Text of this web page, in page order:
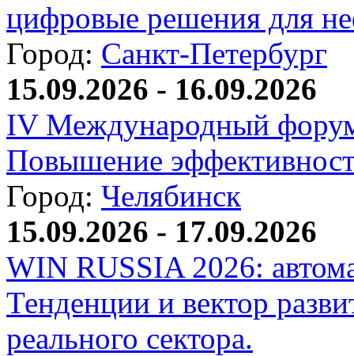
цифровые решения для
Город: Санкт-Петербург
15.09.2026 - 16.09.2026
IV Международный
Повышение
Город: Челябинск
15.09.2026 - 17.09.2026
WIN RUSSIA 2026:
Тенденции и вектор
реального сектора.